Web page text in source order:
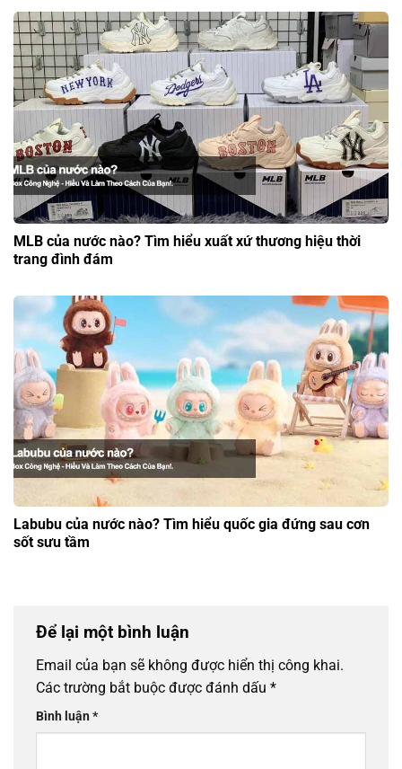
MLB của nước nào? Tìm hiểu xuất xứ thương hiệu thời
trang đình đám
Labubu của nước nào? Tìm hiểu quốc gia đứng sau cơn
sốt sưu tầm
Để lại một bình luận
Email của bạn sẽ không được hiển thị công khai.
Các trường bắt buộc được đánh dấu *
Bình luận*